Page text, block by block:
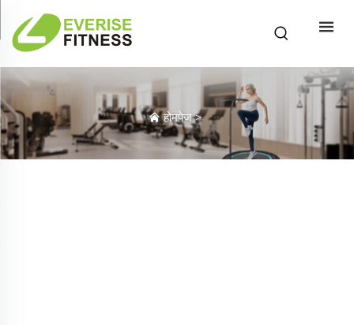
होमपेज>